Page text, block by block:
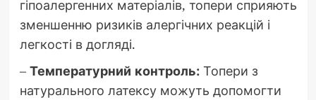
гіпоалергенних матеріалів, топери сприяють
зменшенню ризиків алергічних реакцій і
легкості в догляді.
– Температурний контроль:Топери з
натурального латексу можуть допомогти